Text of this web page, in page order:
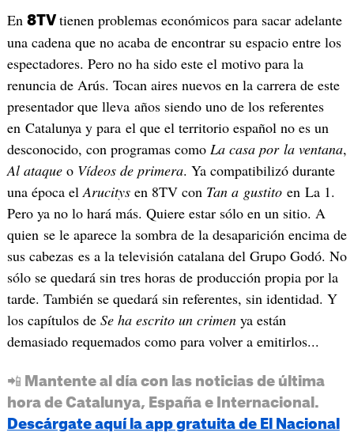
En 8TV tienen problemas económicos para sacar adelante
una cadena que no acaba de encontrar su espacio entre los
espectadores. Pero no ha sido este el motivo para la
renuncia de Arús. Tocan aires nuevos en la carrera de este
presentador que lleva años siendo uno de los referentes
en Catalunya y para el que el territorio español no es un
desconocido, con programas como La casa por la ventana,
Al ataqueo Vídeos de primera. Ya compatibilizó durante
una época elArucitys en 8TV con Tan a gustitoen La 1.
Pero ya no lo hará más. Quiere estar sólo en un sitio. A
quien se le aparece la sombra de la desaparición encima de
sus cabezas es a la televisión catalana del Grupo Godó. No
sólo se quedará sin tres horas de producción propia por la
tarde. También se quedará sin referentes, sin identidad. Y
los capítulos de Se ha escrito un crimenya están
demasiado requemados como para volver a emitirlos...
📲 Mantente al día con las noticias de última
hora de Catalunya, España e Internacional.
Descárgate aquí la app gratuita de El Nacional